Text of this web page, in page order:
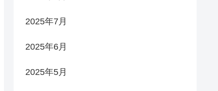
2025年7月
2025年6月
2025年5月